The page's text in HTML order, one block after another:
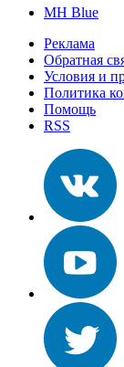
MH Blue
Реклама
Обратная
Условия и
Политика
Помощь
RSS